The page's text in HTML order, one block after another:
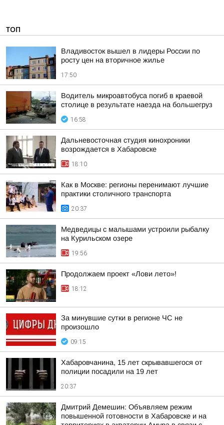
ТОП
Владивосток вышел в лидеры России по
росту цен на вторичное жилье
17:50
Водитель микроавтобуса погиб в краевой
столице в результате наезда на большегруз
16:58
Дальневосточная студия кинохроники
возрождается в Хабаровске
18:10
Как в Москве: регионы перенимают лучшие
практики столичного транспорта
20:37
Медведицы с малышами устроили рыбалку
на Курильском озере
19:56
Продолжаем проект «Лови лето»!
18:12
За минувшие сутки в регионе ЧС не
произошло
09:15
Хабаровчанина, 15 лет скрывавшегося от
полиции посадили на 19 лет
20:37
Дмитрий Демешин: Объявляем режим
повышенной готовности в Хабаровске и на